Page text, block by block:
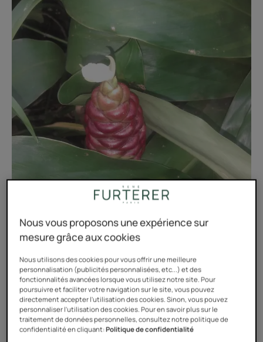
Notre extrait de gingembre sauvage est riche en
zérumbone. C'est un composé aux propriétés
détoxifiantes particulièrement actif. Il a pour vertus de
protéger les cellules de la peau, et donc du cuir chevelu,
des agents destructeurs du derme.
Nous vous proposons une expérience sur
mesure grâce aux cookies
Nous utilisons des cookies pour vous offrir une meilleure
personnalisation (publicités personnalisées, etc...) et des
fonctionnalités avancées lorsque vous utilisez notre site. Pour
poursuivre et faciliter votre navigation sur le site, vous pouvez
directement accepter l'utilisation des cookies. Sinon, vous pouvez
personnaliser l'utilisation des cookies. Pour en savoir plus sur le
traitement de données personnelles, consultez notre politique de
confidentialité en cliquant:Politique de confidentialité